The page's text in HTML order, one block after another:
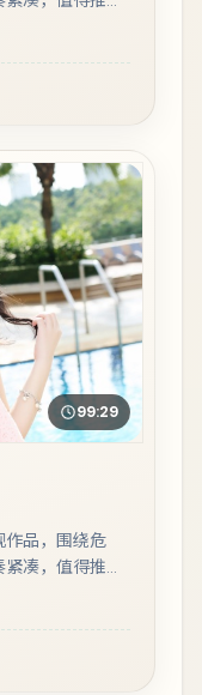
99:29
作品，围绕危
凑，值得推荐